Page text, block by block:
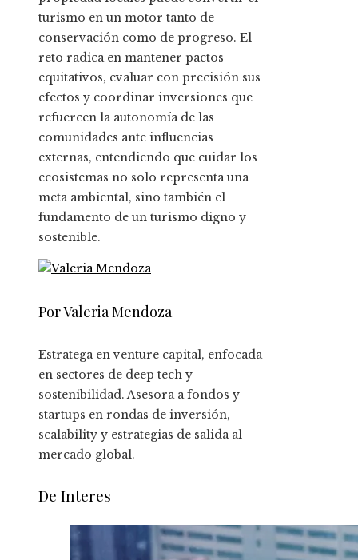
turismo en un motor tanto de
conservación como de progreso. El
reto radica en mantener pactos
equitativos, evaluar con precisión sus
efectos y coordinar inversiones que
refuercen la autonomía de las
comunidades ante influencias
externas, entendiendo que cuidar los
ecosistemas no solo representa una
meta ambiental, sino también el
fundamento de un turismo digno y
sostenible.
Por Valeria Mendoza
Estratega en venture capital, enfocada
en sectores de deep tech y
sostenibilidad. Asesora a fondos y
startups en rondas de inversión,
scalability y estrategias de salida al
mercado global.
De Interes